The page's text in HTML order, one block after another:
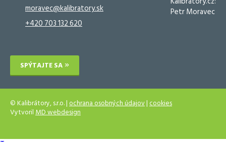
moravec@kalibratory.sk
+420 703 132 620
SPÝTAJTE SA
© Kalibrátory, s.r.o. |ochrana osobných údajov|cookies
VytvorilMD webdesign